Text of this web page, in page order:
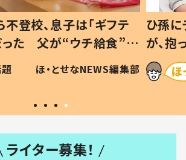
登校、息子は「ギフテ
った 父が“ウチ給食”を
ける理由とは #令和の親
ほ・とせなNEWS編集部
ひ孫
が、
「涙が
い」
ライター募集！